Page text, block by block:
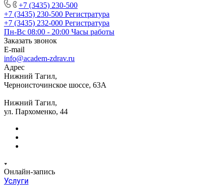
+7 (3435) 230-500
+7 (3435) 230-500 Регистратура
+7 (3435) 232-000 Регистратура
Пн-Вс 08:00 - 20:00 Часы работы
Заказать звонок
E-mail
info@academ-zdrav.ru
Адрес
Нижний Тагил,
Черноисточинское шоссе, 63А
Нижний Тагил,
ул. Пархоменко, 44
Онлайн-запись
Услуги